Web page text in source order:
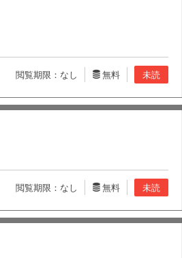
未読
無料
閲覧期限：なし
未読
無料
閲覧期限：なし